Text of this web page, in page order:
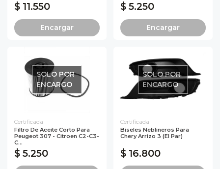
$ 11.550
Encargar
$ 5.250
Encargar
SOLO POR
ENCARGO
Certificada
Filtro De Aceite Corto Para
Peugeot 307 - Citroen C2-C3-
C...
$ 5.250
SOLO POR
ENCARGO
Certificada
Biseles Neblineros Para
Chery Arrizo 3 (el Par)
$ 16.800